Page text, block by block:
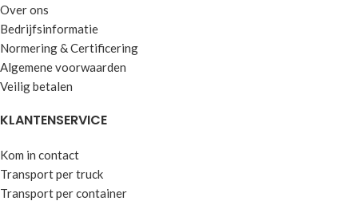
klant ✓ Voorzien van een duurzame
2-componenten coating
Over ons
Bedrijfsinformatie
Normering & Certificering
Algemene voorwaarden
Veilig betalen
KLANTENSERVICE
Kom in contact
Transport per truck
Transport per container